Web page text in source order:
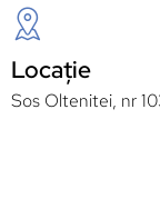
Locație
Sos Oltenitei, nr